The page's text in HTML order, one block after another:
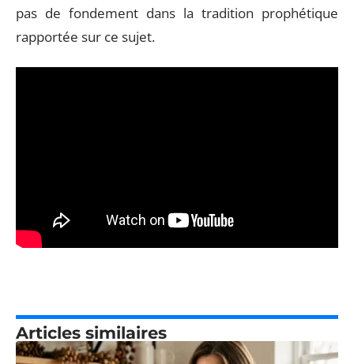
pas de fondement dans la tradition prophétique
rapportée sur ce sujet.
Articles similaires